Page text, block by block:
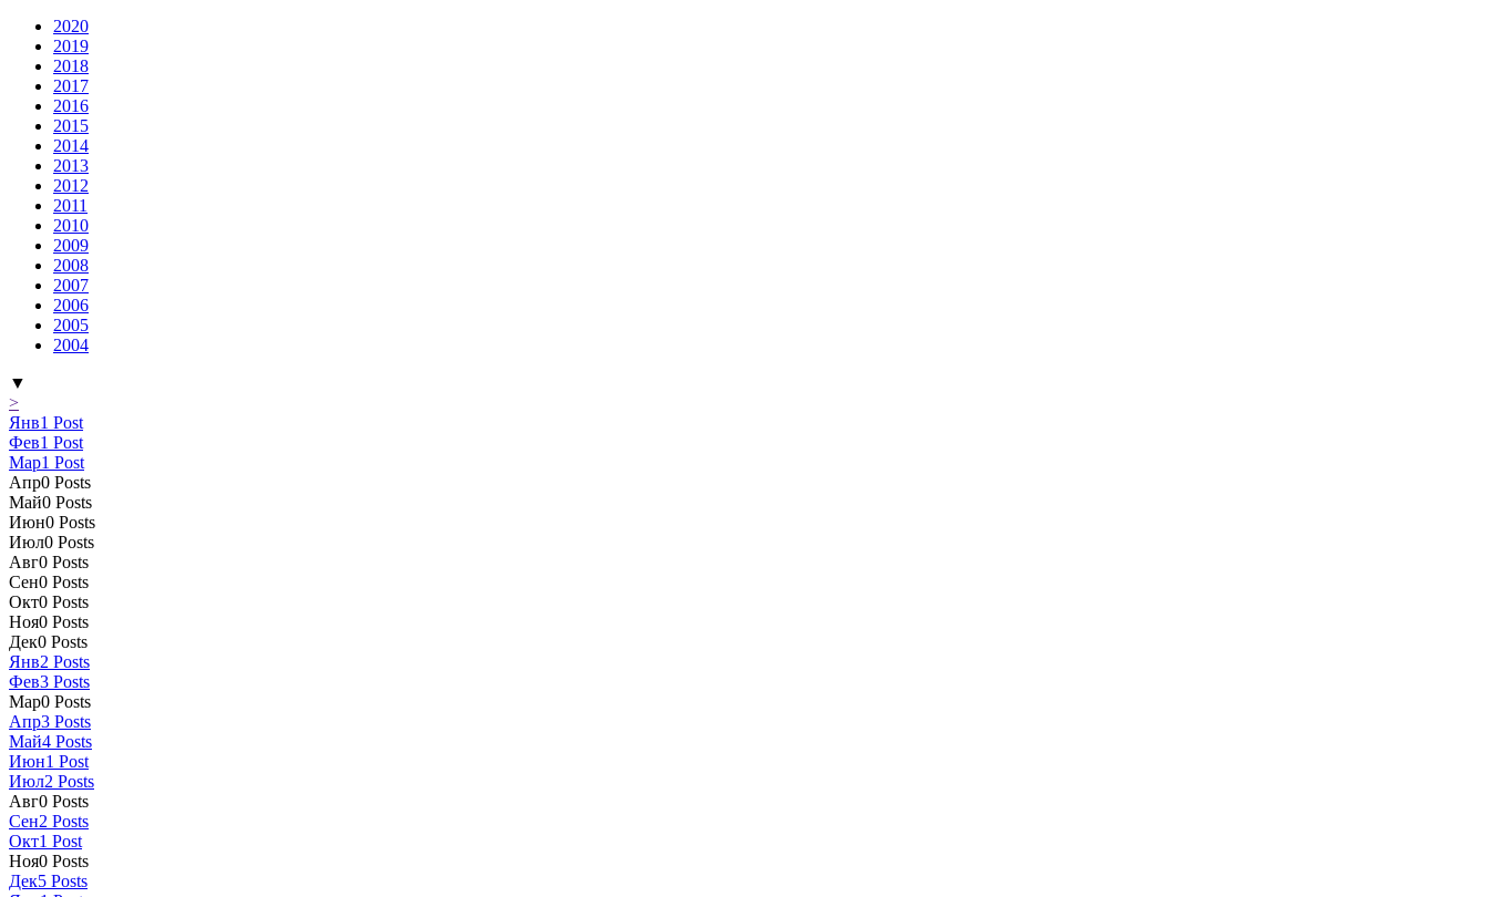
2020
2019
2018
2017
2016
2015
2014
2013
2012
2011
2010
2009
2008
2007
2006
2005
2004
▼
>
Янв1 Post
Фев1 Post
Мар1 Post
Апр0 Posts
Май0 Posts
Июн0 Posts
Июл0 Posts
Авг0 Posts
Сен0 Posts
Окт0 Posts
Ноя0 Posts
Дек0 Posts
Янв2 Posts
Фев3 Posts
Мар0 Posts
Апр3 Posts
Май4 Posts
Июн1 Post
Июл2 Posts
Авг0 Posts
Сен2 Posts
Окт1 Post
Ноя0 Posts
Дек5 Posts